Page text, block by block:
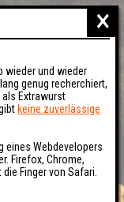
×
wieder und wieder
genug recherchiert,
Extrawurst
keine zuverlässige
eines Webdevelopers
Firefox, Chrome,
Finger von Safari.